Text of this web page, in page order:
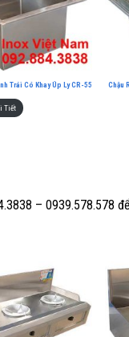
Trái Có Khay Úp Ly CR-55
Tiết
Chậu
– 0939.578.578